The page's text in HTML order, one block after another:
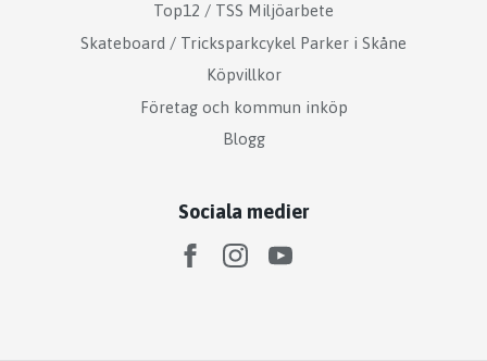
Top12 / TSS Miljöarbete
Skateboard / Tricksparkcykel Parker i Skåne
Köpvillkor
Företag och kommun inköp
Blogg
Sociala medier